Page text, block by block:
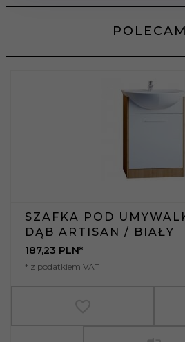
SZAFKA POD
DĄB ARTISAN / BIAŁY
187,23 PLN*
* z podatkiem VAT